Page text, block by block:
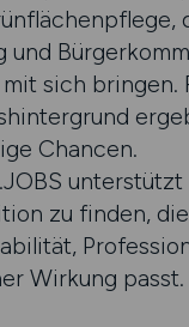
und
sich bringen.
Chancen.
zu finden,
Wirkung passt.